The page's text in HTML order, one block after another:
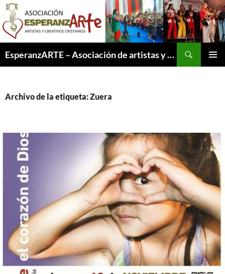
Saltar
contenido
EsperanzARTE – Asociación de artistas y creativos cristianos
Archivo de la etiqueta: Zuera